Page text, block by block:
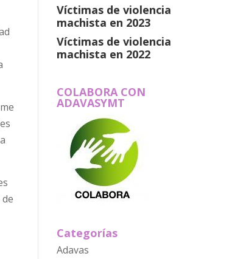
Víctimas de violencia
machista en 2023
Víctimas de violencia
machista en 2022
COLABORA CON
ADAVASYMT
Categorías
Adavas